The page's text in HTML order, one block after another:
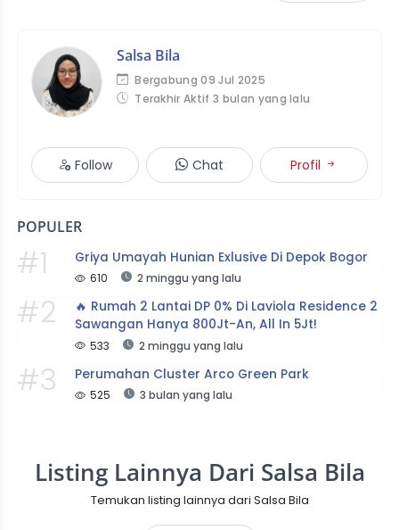
Salsa Bila
Bergabung 09 Jul 2025
Terakhir Aktif 3 bulan yang lalu
Follow Chat Profil
POPULER
#1 Griya Umayah Hunian Exlusive Di Depok Bogor
610 2 minggu yang lalu
#2
🔥 Rumah 2 Lantai DP 0% Di Laviola Residence 2
Sawangan Hanya 800Jt-An, All In 5Jt!
533 2 minggu yang lalu
#3 Perumahan Cluster Arco Green Park
525 3 bulan yang lalu
Listing Lainnya Dari Salsa Bila
Temukan listing lainnya dari Salsa Bila